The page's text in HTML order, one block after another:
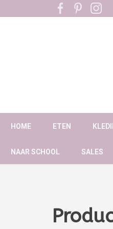
HOME ETEN
NAAR SCHOOL SALES